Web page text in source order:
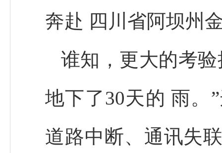
奔赴 四川省阿坝州
谁知，更大的考
地下了30天的 雨。
道路中断、通讯失